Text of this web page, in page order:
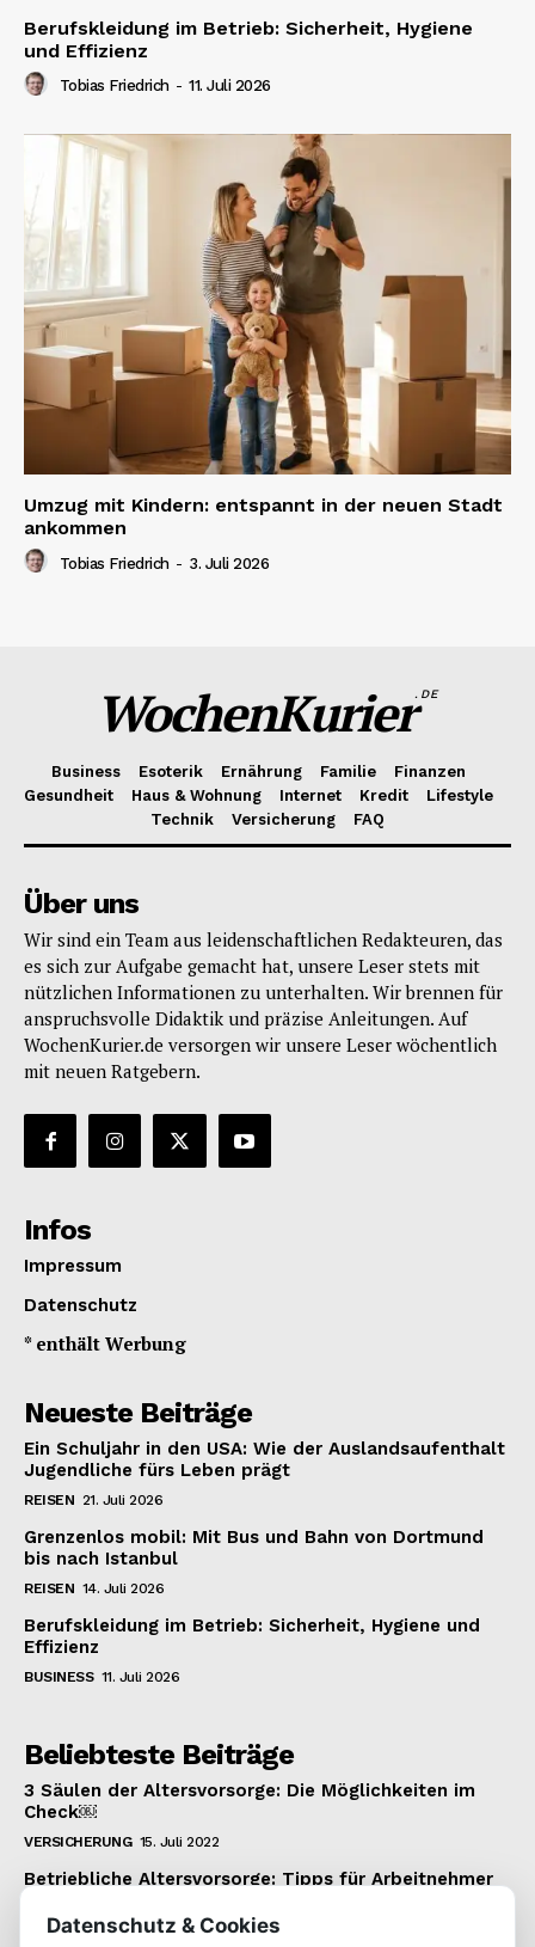
Berufskleidung im Betrieb: Sicherheit, Hygiene
und Effizienz
Tobias Friedrich - 11. Juli 2026
Umzug mit Kindern: entspannt in der neuen Stadt
ankommen
Tobias Friedrich - 3. Juli 2026
WochenKurier.DE
Business Esoterik Ernährung Familie
Finanzen
Gesundheit
Haus & Wohnung Internet Kredit
Lifestyle
Technik
Versicherung FAQ
Über uns
Wir sind ein Team aus leidenschaftlichen Redakteuren, das
es sich zur Aufgabe gemacht hat, unsere Leser stets mit
nützlichen Informationen zu unterhalten. Wir brennen für
anspruchsvolle Didaktik und präzise Anleitungen. Auf
WochenKurier.de versorgen wir unsere Leser wöchentlich
mit neuen Ratgebern.
Infos
Impressum
Datenschutz
* enthält Werbung
Neueste Beiträge
Ein Schuljahr in den USA: Wie der Auslandsaufenthalt
Jugendliche fürs Leben prägt
REISEN 21. Juli 2026
Grenzenlos mobil: Mit Bus und Bahn von Dortmund
bis nach Istanbul
REISEN 14. Juli 2026
Berufskleidung im Betrieb: Sicherheit, Hygiene und
Effizienz
BUSINESS 11. Juli 2026
Beliebteste Beiträge
3 Säulen der Altersvorsorge: Die Möglichkeiten im
Check￼
VERSICHERUNG 15. Juli 2022
Betriebliche Altersvorsorge: Tipps für Arbeitnehmer
Datenschutz & Cookies